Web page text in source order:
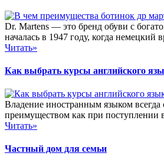
Dr. Martens — это бренд обуви с
началась в 1947 году, когда немецкий
Читать»
Как выбрать курсы английского
Владение иностранным языком всегда
преимуществом как при поступлении
Читать»
Частный дом для семьи